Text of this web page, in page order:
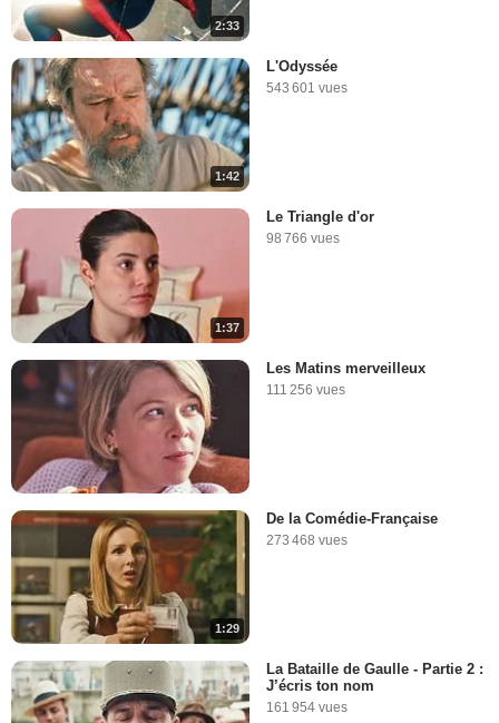
2:33
1:42
L'Odyssée
543 601 vues
1:37
Le Triangle d'or
98 766 vues
Les Matins merveilleux
111 256 vues
1:29
De la Comédie-Française
273 468 vues
La Bataille de Gaulle - Partie 2 :
J’écris ton nom
161 954 vues